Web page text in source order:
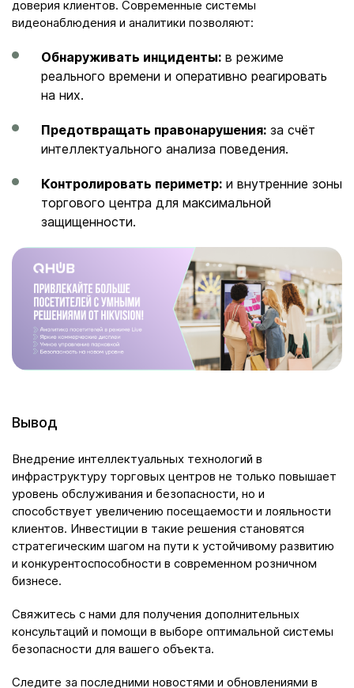
доверия клиентов. Современные системы
видеонаблюдения и аналитики позволяют:
Обнаруживать инциденты: в режиме
реального времени и оперативно реагировать
на них.
Предотвращать правонарушения: за счёт
интеллектуального анализа поведения.
Контролировать периметр: и внутренние зоны
торгового центра для максимальной
защищенности.
Вывод
Внедрение интеллектуальных технологий в
инфраструктуру торговых центров не только повышает
уровень обслуживания и безопасности, но и
способствует увеличению посещаемости и лояльности
клиентов. Инвестиции в такие решения становятся
стратегическим шагом на пути к устойчивому развитию
и конкурентоспособности в современном розничном
бизнесе.
Свяжитесь с нами для получения дополнительных
консультаций и помощи в выборе оптимальной системы
безопасности для вашего объекта.
Следите за последними новостями и обновлениями в